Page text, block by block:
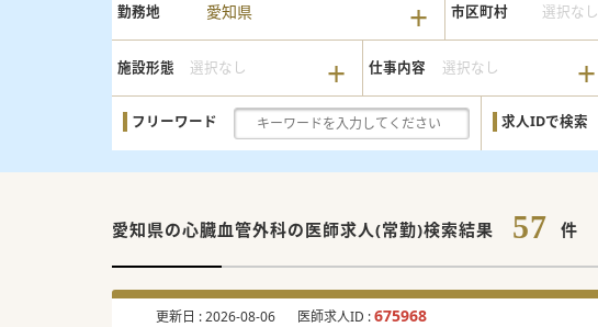
勤務地 愛知県 市区町村 選択なし
施設形態 選択なし 仕事内容 選択なし
フリーワード 求人IDで検索
愛知県の心臓血管外科の医師求人(常勤)検索結果 57 件
更新日 :2026-08-06 医師求人ID :675968